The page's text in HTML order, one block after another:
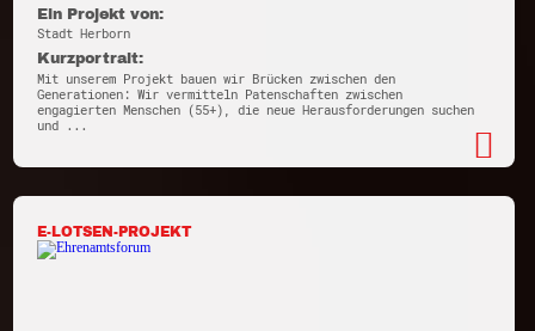
Ein Projekt von:
Stadt Herborn
Kurzportrait:
Mit unserem Projekt bauen wir Brücken zwischen den
Generationen: Wir vermitteln Patenschaften zwischen
engagierten Menschen (55+), die neue Herausforderungen suchen
und ...
E-LOTSEN-PROJEKT